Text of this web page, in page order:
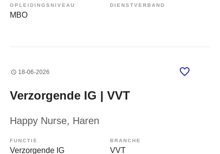
OPLEIDINGSNIVEAU
MBO
DIENSTVERBAND
18-06-2026
Verzorgende IG | VVT
Happy Nurse, Haren
FUNCTIE
Verzorgende IG
BRANCHE
VVT